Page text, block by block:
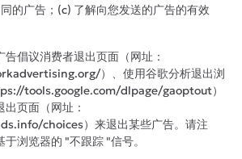
的广告；(c) 了解向您发送的广告的有效
倡议消费者退出页面（网址：
）、使用谷歌分析退出浏
tools.google.com/dlpage/gaoptout）
页面（网址：
choices）来退出某些广告。请注
浏览器的 "不跟踪 "信号。